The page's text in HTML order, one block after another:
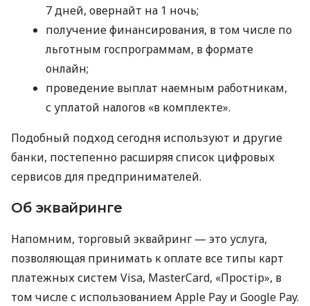
7 дней, овернайт на 1 ночь;
получение финансирования, в том числе по
льготным госпрограммам, в формате
онлайн;
проведение выплат наемным работникам,
с уплатой налогов «в комплекте».
Подобный подход сегодня используют и другие
банки, постепенно расширяя список цифровых
сервисов для предпринимателей.
Об эквайринге
Напомним, торговый эквайринг — это услуга,
позволяющая принимать к оплате все типы карт
платежных систем Visa, MasterCard, «Простір», в
том числе с использованием Apple Pay и Google Pay.